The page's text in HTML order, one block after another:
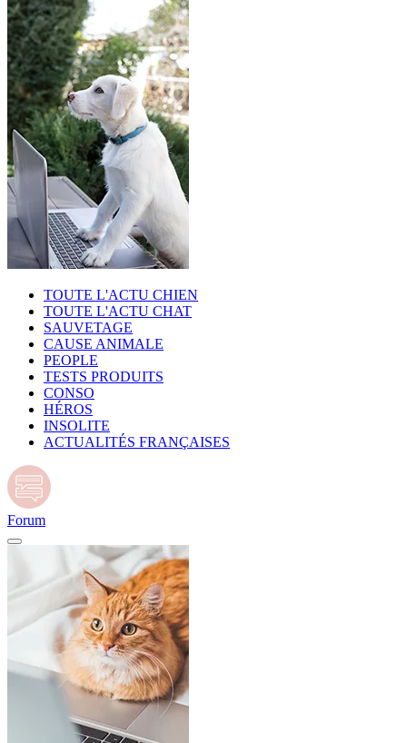
TOUTE L'ACTU CHIEN
TOUTE L'ACTU CHAT
SAUVETAGE
CAUSE ANIMALE
PEOPLE
TESTS PRODUITS
CONSO
HÉROS
INSOLITE
ACTUALITÉS FRANÇAISES
Forum